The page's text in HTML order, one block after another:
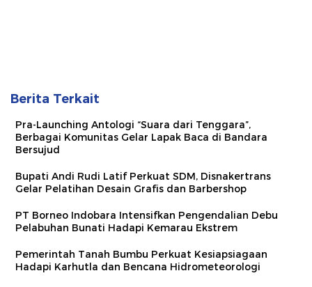
Berita Terkait
Pra-Launching Antologi “Suara dari Tenggara”,
Berbagai Komunitas Gelar Lapak Baca di Bandara
Bersujud
Bupati Andi Rudi Latif Perkuat SDM, Disnakertrans
Gelar Pelatihan Desain Grafis dan Barbershop
PT Borneo Indobara Intensifkan Pengendalian Debu
Pelabuhan Bunati Hadapi Kemarau Ekstrem
Pemerintah Tanah Bumbu Perkuat Kesiapsiagaan
Hadapi Karhutla dan Bencana Hidrometeorologi